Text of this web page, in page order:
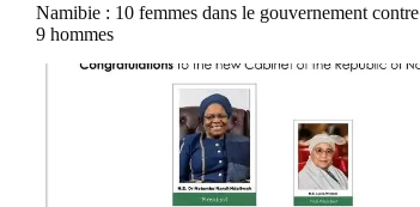
Namibie : 10 femmes dans le gouvernement contre
9 hommes